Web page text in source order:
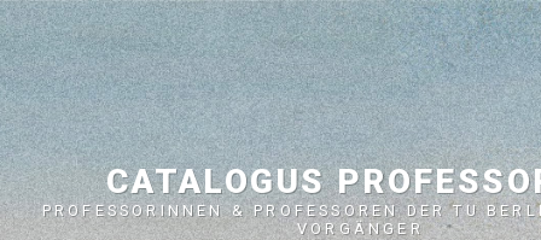
CATALOGUS
PROFESSORINNEN & PROFESSOREN DER TU
VORGÄNGER